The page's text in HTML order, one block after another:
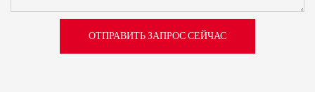
ОТПРАВИТЬ ЗАПРОС СЕЙЧАС